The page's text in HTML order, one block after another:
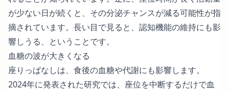
が少ない日が続くと、その分泌チャンスが減る可能性が指
摘されています。長い目で見ると、認知機能の維持にも影
響しうる、ということです。
血糖の波が大きくなる
座りっぱなしは、食後の血糖や代謝にも影響します。
2024年に発表された研究では、座位を中断するだけで血